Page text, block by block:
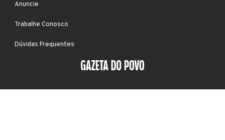
Anuncie
Trabalhe Conosco
Dúvidas Frequentes